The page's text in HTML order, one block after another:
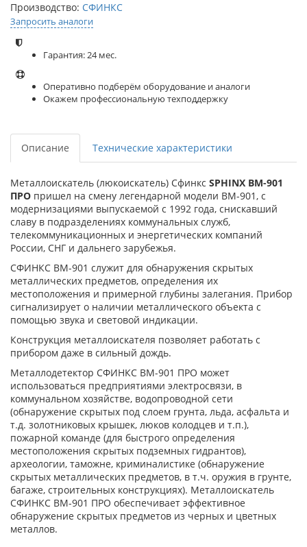
Производство: СФИНКС
Запросить аналоги
Гарантия: 24 мес.
Оперативно подберём оборудование и аналоги
Окажем профессиональную техподдержку
Описание Технические характеристики
Металлоискатель (люкоискатель) Сфинкс SPHINX ВМ-901
ПРО пришел на смену легендарной модели ВМ-901, с
модернизациями выпускаемой с 1992 года, снискавший
славу в подразделениях коммунальных служб,
телекоммуникационных и энергетических компаний
России, СНГ и дальнего зарубежья.
СФИНКС ВМ-901 служит для обнаружения скрытых
металлических предметов, определения их
местоположения и примерной глубины залегания. Прибор
сигнализирует о наличии металлического объекта с
помощью звука и световой индикации.
Конструкция металлоискателя позволяет работать с
прибором даже в сильный дождь.
Металлодетектор СФИНКС ВМ-901 ПРО может
использоваться предприятиями электросвязи, в
коммунальном хозяйстве, водопроводной сети
(обнаружение скрытых под слоем грунта, льда, асфальта и
т.д. золотниковых крышек, люков колодцев и т.п.),
пожарной команде (для быстрого определения
местоположения скрытых подземных гидрантов),
археологии, таможне, криминалистике (обнаружение
скрытых металлических предметов, в т.ч. оружия в грунте,
багаже, строительных конструкциях). Металлоискатель
СФИНКС ВМ-901 ПРО обеспечивает эффективное
обнаружение скрытых предметов из черных и цветных
металлов.